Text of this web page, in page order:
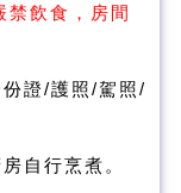
飲食，房間
證/護照/駕照/
自行烹煮。